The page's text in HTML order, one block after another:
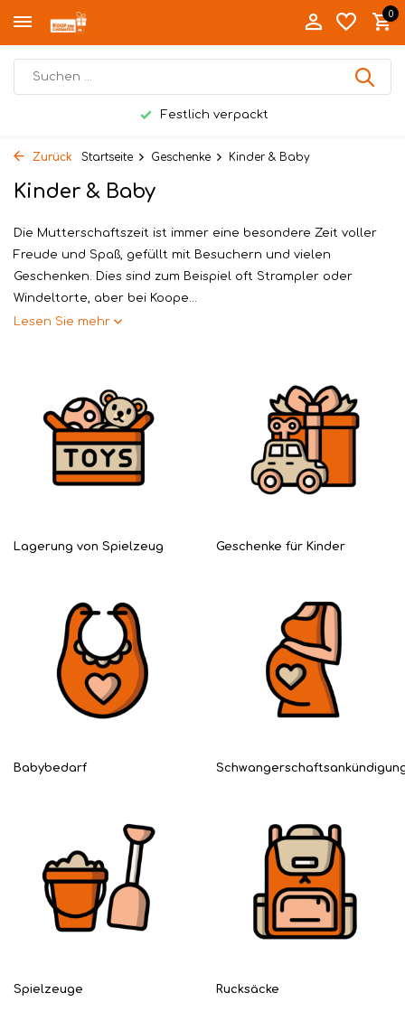
0
Festlich verpackt
Zurück Startseite Geschenke Kinder & Baby
Kinder & Baby
Die Mutterschaftszeit ist immer eine besondere Zeit voller
Freude und Spaß, gefüllt mit Besuchern und vielen
Geschenken. Dies sind zum Beispiel oft Strampler oder
Windeltorte, aber bei Koope...
Lesen Sie mehr
Lagerung von Spielzeug Geschenke für Kinder
Babybedarf
Spielzeuge Rucksäcke